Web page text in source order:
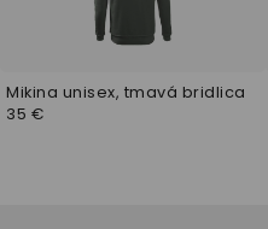
Mikina unisex, tmavá bridlica
35 €